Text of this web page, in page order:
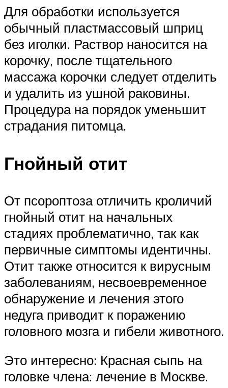
Для обработки используется
обычный пластмассовый шприц
без иголки. Раствор наносится на
корочку, после тщательного
массажа корочки следует отделить
и удалить из ушной раковины.
Процедура на порядок уменьшит
страдания питомца.
Гнойный отит
От псороптоза отличить кроличий
гнойный отит на начальных
стадиях проблематично, так как
первичные симптомы идентичны.
Отит также относится к вирусным
заболеваниям, несвоевременное
обнаружение и лечения этого
недуга приводит к поражению
головного мозга и гибели животного.
Это интересно: Красная сыпь на
головке члена: лечение в Москве.